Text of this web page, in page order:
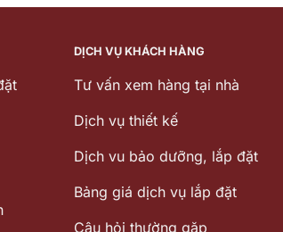
₫.
DỊCH VỤ KHÁCH HÀNG
Tư vấn xem hàng tại nhà
Dịch vụ thiết kế
Dịch vu bảo dưỡng, lắp đặt
Bảng giá dịch vụ lắp đặt
Câu hỏi thường gặp